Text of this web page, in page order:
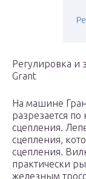
Регулировка и
Grant
На машине
разрезается
сцепления.
сцепления,
сцепления.
практически
железным